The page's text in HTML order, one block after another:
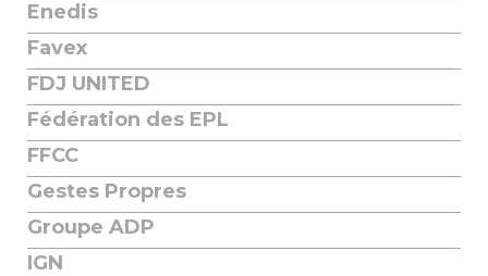
Enedis
Favex
FDJ UNITED
Fédération des EPL
FFCC
Gestes Propres
Groupe ADP
IGN